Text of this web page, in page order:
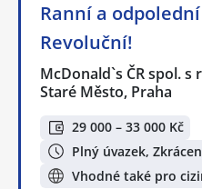
Ranní a
Revoluční!
McDonald`s ČR spol. s
Staré Město, Praha
29 000 – 33 000 Kč
Plný úvazek,
Vhodné také pro